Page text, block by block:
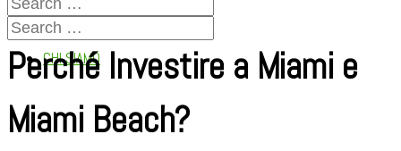
CHI SIAMO
Perché Investire a Miami e
Miami Beach?